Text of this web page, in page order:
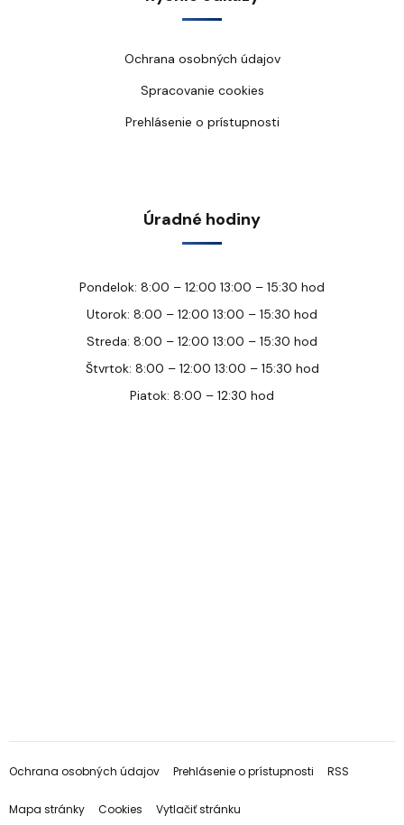
Ochrana osobných údajov
Spracovanie cookies
Prehlásenie o prístupnosti
Úradné hodiny
Pondelok: 8:00 – 12:00 13:00 – 15:30 hod
Utorok: 8:00 – 12:00 13:00 – 15:30 hod
Streda: 8:00 – 12:00 13:00 – 15:30 hod
Štvrtok: 8:00 – 12:00 13:00 – 15:30 hod
Piatok: 8:00 – 12:30 hod
Ochrana osobných údajov Prehlásenie o prístupnosti RSS
Mapa stránky Cookies Vytlačiť stránku